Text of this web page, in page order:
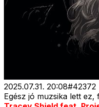
2025.07.31. 20:08#42372
Egész jó muzsika lett